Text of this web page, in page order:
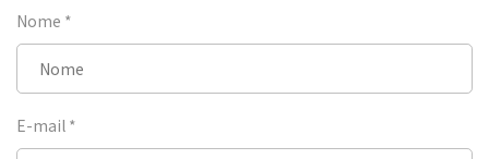
Nome *
E-mail *